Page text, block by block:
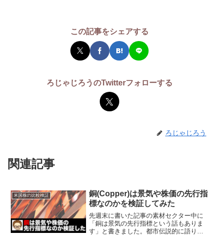
この記事をシェアする
ろじゃじろうのTwitterフォローする
ろじゃじろう
関連記事
米国株の比較検証
銅(Copper)は景気や株価の先行指
標なのかを検証してみた
先週末に書いた記事の素材セクター中に
「銅は景気の先行指標という話もありま
す」と書きました。都市伝説的に語り継